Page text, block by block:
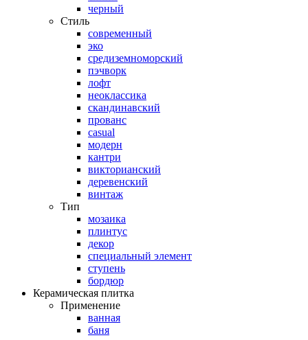
черный
Стиль
современный
эко
средиземноморский
пэчворк
лофт
неоклассика
скандинавский
прованс
casual
модерн
кантри
викторианский
деревенский
винтаж
Тип
мозаика
плинтус
декор
специальный элемент
ступень
бордюр
Керамическая плитка
Применение
ванная
баня